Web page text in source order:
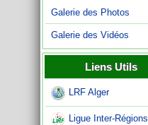
Galerie des Photos
Galerie des Vidéos
Liens Utils
LRF Alger
Ligue Inter-Régions